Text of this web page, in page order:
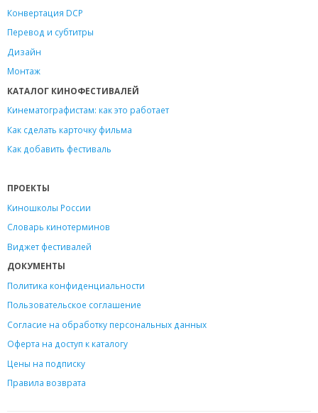
Конвертация DCP
Перевод и субтитры
Дизайн
Монтаж
КАТАЛОГ КИНОФЕСТИВАЛЕЙ
Кинематографистам: как это работает
Как сделать карточку фильма
Как добавить фестиваль
ПРОЕКТЫ
Киношколы России
Словарь кинотерминов
Виджет фестивалей
ДОКУМЕНТЫ
Политика конфиденциальности
Пользовательское соглашение
Согласие на обработку персональных данных
Оферта на доступ к каталогу
Цены на подписку
Правила возврата